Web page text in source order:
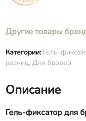
Другие товары
Категории: Гель-
ресниц, Для бровей
Описание
Гель-фиксатор для